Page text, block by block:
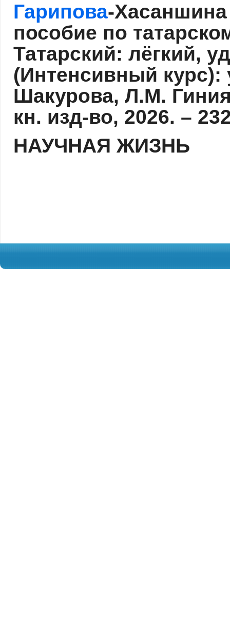
Гарипова-
пособие по
Татарский: лёгкий,
(Интенсивный
Шакурова, Л.М.
кн. изд-во, 2026. –
НАУЧНАЯ ЖИЗНЬ